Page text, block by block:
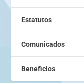
Estatutos
Comunicados
Beneficios